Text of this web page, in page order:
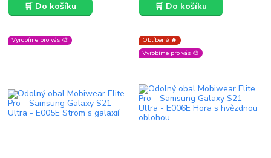
🛒 Do košíku 🛒 Do košíku
Vyrobíme pro vás 🎨
Oblíbené 🔥
Vyrobíme pro vás 🎨